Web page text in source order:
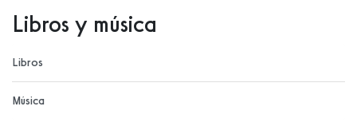
Libros y música
Libros
Música